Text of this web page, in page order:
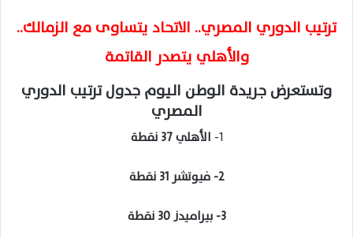
ترتيب الدوري المصري.. الاتحاد يتساوى مع الزمالك..
والأهلي يتصدر القاتمة
وتستعرض جريدة الوطن اليوم جدول ترتيب الدوري
المصري
1- الأهلي 37 نقطة
2- فيوتشر 31 نقطة
3- بيراميدز 30 نقطة